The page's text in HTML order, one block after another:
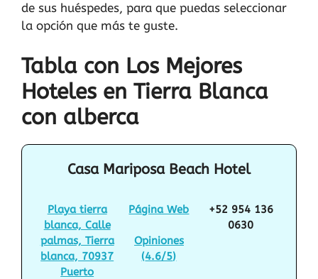
de sus huéspedes, para que puedas seleccionar
la opción que más te guste.
Tabla con Los Mejores
Hoteles en Tierra Blanca
con alberca
Casa Mariposa Beach Hotel
Playa tierra
blanca, Calle
palmas, Tierra
blanca, 70937
Puerto
Página Web
Opiniones
(4.6/5)
+52 954 136
0630